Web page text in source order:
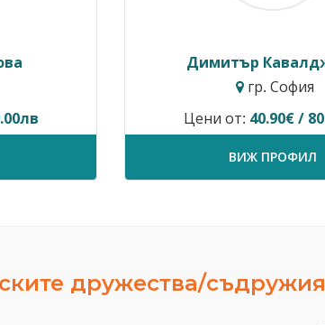
Димитър Кавалджиев
40.90€ / 80.00лв
дружества/съдружия